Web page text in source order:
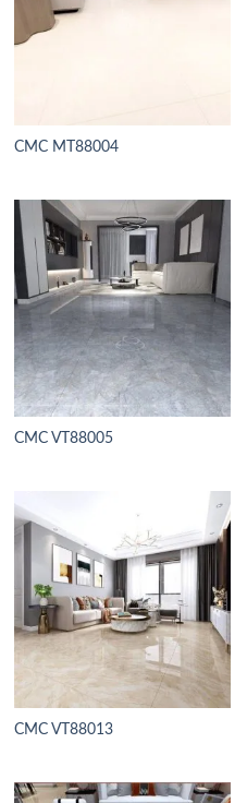
CMC MT88004
CMC VT88005
CMC VT88013